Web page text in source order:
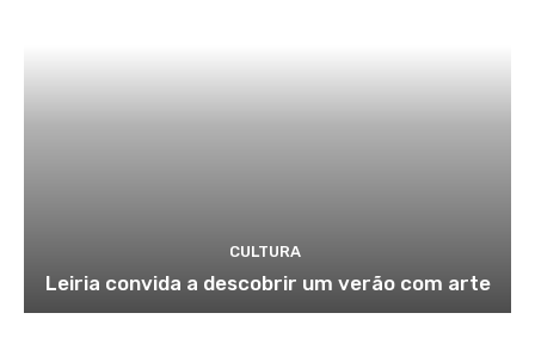
CULTURA
Leiria convida a descobrir um verão com arte